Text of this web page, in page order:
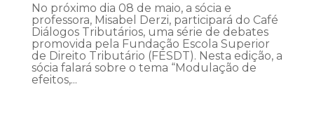
No próximo dia 08 de maio, a sócia e
professora, Misabel Derzi, participará do Café
Diálogos Tributários, uma série de debates
promovida pela Fundação Escola Superior
de Direito Tributário (FESDT). Nesta edição, a
sócia falará sobre o tema “Modulação de
efeitos,...